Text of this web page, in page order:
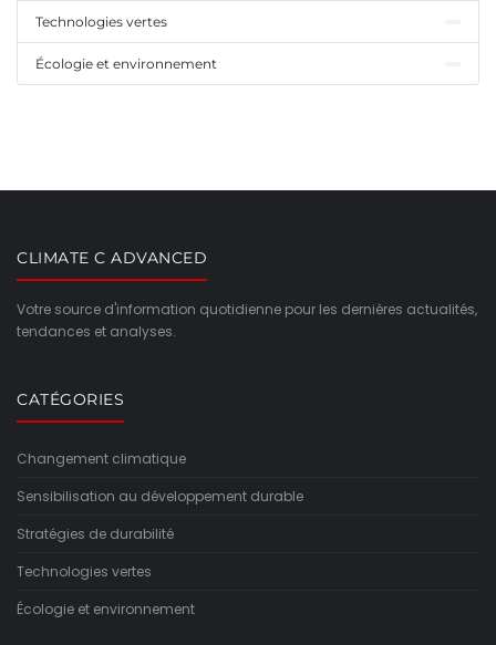
Technologies vertes
Écologie et environnement
CLIMATE C ADVANCED
Votre source d'information quotidienne pour les dernières actualités,
tendances et analyses.
CATÉGORIES
Changement climatique
Sensibilisation au développement durable
Stratégies de durabilité
Technologies vertes
Écologie et environnement